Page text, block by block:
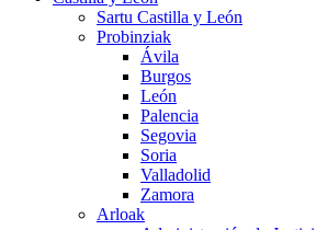
Sartu Castilla y León
Probinziak
Ávila
Burgos
León
Palencia
Segovia
Soria
Valladolid
Zamora
Arloak